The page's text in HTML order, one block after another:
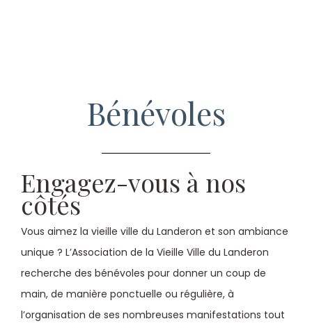
Bénévoles
Engagez-vous à nos
côtés
Vous aimez la vieille ville du Landeron et son ambiance
unique ? L’Association de la Vieille Ville du Landeron
recherche des bénévoles pour donner un coup de
main, de manière ponctuelle ou régulière, à
l’organisation de ses nombreuses manifestations tout